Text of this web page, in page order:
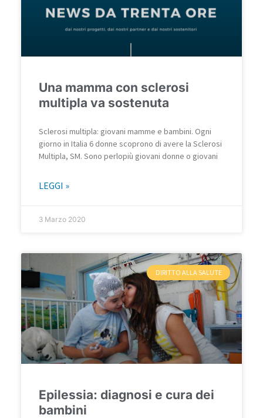
Una mamma con sclerosi
multipla va sostenuta
Sclerosi multipla: giovani mamme e bambini. Ogni
giorno in Italia 6 donne scoprono di avere la Sclerosi
Multipla, SM. Sono perlopiù giovani donne o giovani
LEGGI »
3 Marzo 2020
DIRITTO ALLA SALUTE
Epilessia: diagnosi e cura dei
bambini